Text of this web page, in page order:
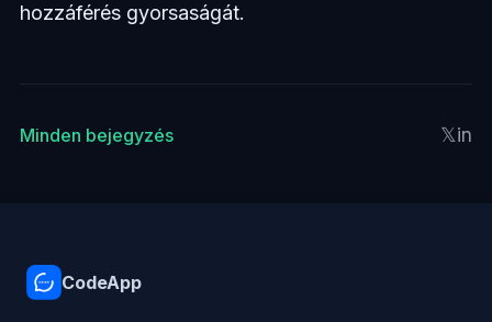
hozzáférés gyorsaságát.
Minden bejegyzés 𝕏in
CodeApp